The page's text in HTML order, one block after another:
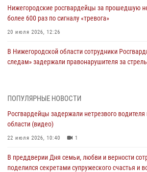
Нижегородские росгвардейцы за прошедшую
более 600 раз по сигналу «тревога»
20 июля 2026, 12:26
В Нижегородской области сотрудники
следам» задержали правонарушителя за
В Нижегородской области продолжаются
16 июля 2026, 05:00
Росгвардейцы обеспечили безопасность на VK
13 июля 2026, 17:13
ПОПУЛЯРНЫЕ НОВОСТИ
Росгвардейцы задержали нетрезвого
области (видео)
22 июля 2026, 10:40 1
В преддверии Дня семьи, любви и верности
поделился секретами супружеского счастья и